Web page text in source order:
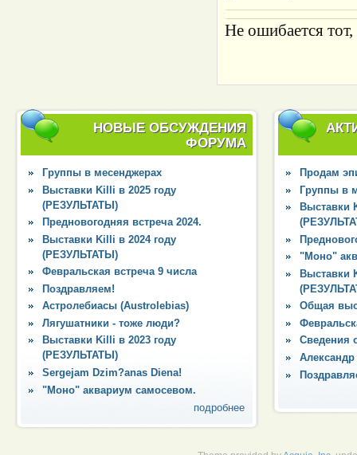
Не ошибается тот,
НОВЫЕ ОБСУЖДЕНИЯ
ФОРУМА
Группы в месенджерах
Выставки Killi в 2025 году
(РЕЗУЛЬТАТЫ)
Предновогодняя встреча 2024.
Выставки Killi в 2024 году
(РЕЗУЛЬТАТЫ)
Февральская встреча 9 числа
Поздравляем!
Астролебиасы (Austrolebias)
Лягушатники - тоже люди?
Выставки Killi в 2023 году
(РЕЗУЛЬТАТЫ)
Sergejam Dzim?anas Diena!
"Моно" аквариум самосевом.
подробнее
Продам
Группы в
Выставки
"Моно"
Выставки
Общая
Сведения